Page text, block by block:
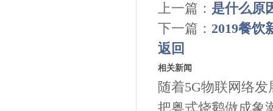
上一篇： 是什么原
下一篇： 2019餐饮
返回
相关新闻
随着5G物联网络
把粤式烧鹅做成象